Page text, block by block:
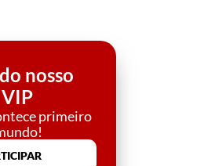
nosso
primeiro